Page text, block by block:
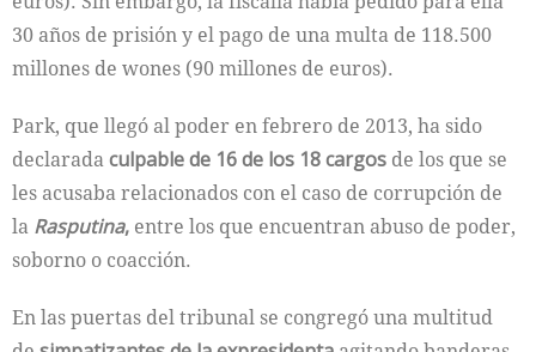
30 años de prisión y el pago de una multa de 118.500
millones de wones (90 millones de euros).
Park, que llegó al poder en febrero de 2013, ha sido
declaradaculpable de 16 de los 18 cargos de los que se
les acusaba relacionados con el caso de corrupción de
la Rasputina, entre los que encuentran abuso de poder,
soborno o coacción.
En las puertas del tribunal se congregó una multitud